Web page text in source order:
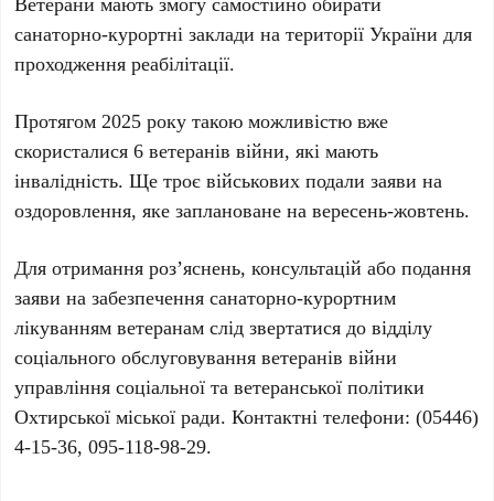
санаторно-курортні заклади на території України для
проходження реабілітації.
Протягом2025 року такою можливістю вже
скористалися6 ветеранів війни, які мають
інвалідність. Ще троє військових подали заяви на
оздоровлення, яке заплановане на вересень-жовтень.
Для отримання роз’яснень, консультацій або подання
заяви на забезпечення санаторно-курортним
лікуванням ветеранам слід звертатися до відділу
соціального обслуговування ветеранів війни
управління соціальної та ветеранської політики
Охтирської міської ради. Контактні телефони:(05446)
4-15-36, 095-118-98-29.